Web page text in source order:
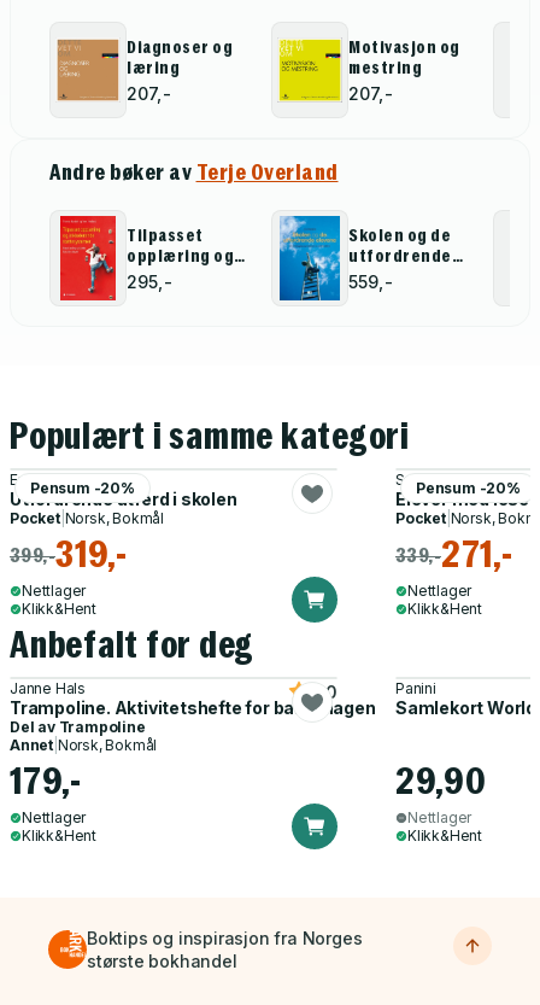
Diagnoser og
læring
207,-
Motivasjon og
mestring
207,-
Andre bøker av Terje Overland
Tilpasset
opplæring og
inkluderende
støttesystemer
295,-
Skolen og de
utfordrende
elevene
559,-
Populært i samme kategori
Pensum -20%
Emilie C. Kinge
Utfordrende atferd i skolen
Pocket| Norsk, Bokmål
399,-319,-
Nettlager
Klikk&Hent
Pensum -20%
Solveig-Alma
Elever med
Pocket| Norsk,
339,-271,-
Nettlager
Klikk&Hent
Anbefalt for deg
Janne Hals
Trampoline. Aktivitetshefte for barnehagen
5.0
Del av Trampoline
Annet Norsk, Bokmål
179,-
Nettlager
Klikk&Hent
Panini
Samlekort
29,90
Nettlager
Klikk&Hent
Boktips og inspirasjon fra Norges
største bokhandel